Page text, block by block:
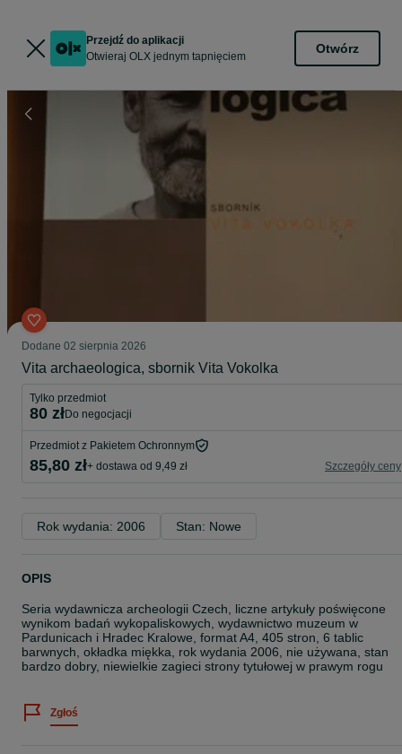
Przejdź do aplikacji
Otwieraj OLX jednym tapnięciem
Otwórz
Dodane 02 sierpnia 2026
Vita archaeologica, sbornik Vita Vokolka
Tylko przedmiot
80 zł do negocjacji
Przedmiot z Pakietem Ochronnym
85,80 zł+ dostawa od 9,49 zł Szczegóły ceny
Rok wydania: 2006 Stan: Nowe
OPIS
Seria wydawnicza archeologii Czech, liczne artykuły poświęcone
wynikom badań wykopaliskowych, wydawnictwo muzeum w
Pardunicach i Hradec Kralowe, format A4, 405 stron, 6 tablic
barwnych, okładka miękka, rok wydania 2006, nie używana, stan
bardzo dobry, niewielkie zagieci strony tytułowej w prawym rogu
Zgłoś